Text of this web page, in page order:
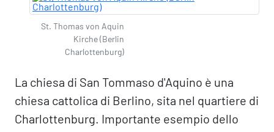
St. Thomas von Aquin
Kirche (Berlin
Charlottenburg)
La chiesa di San Tommaso d'Aquino è una
chiesa cattolica di Berlino, sita nel quartiere di
Charlottenburg. Importante esempio dello